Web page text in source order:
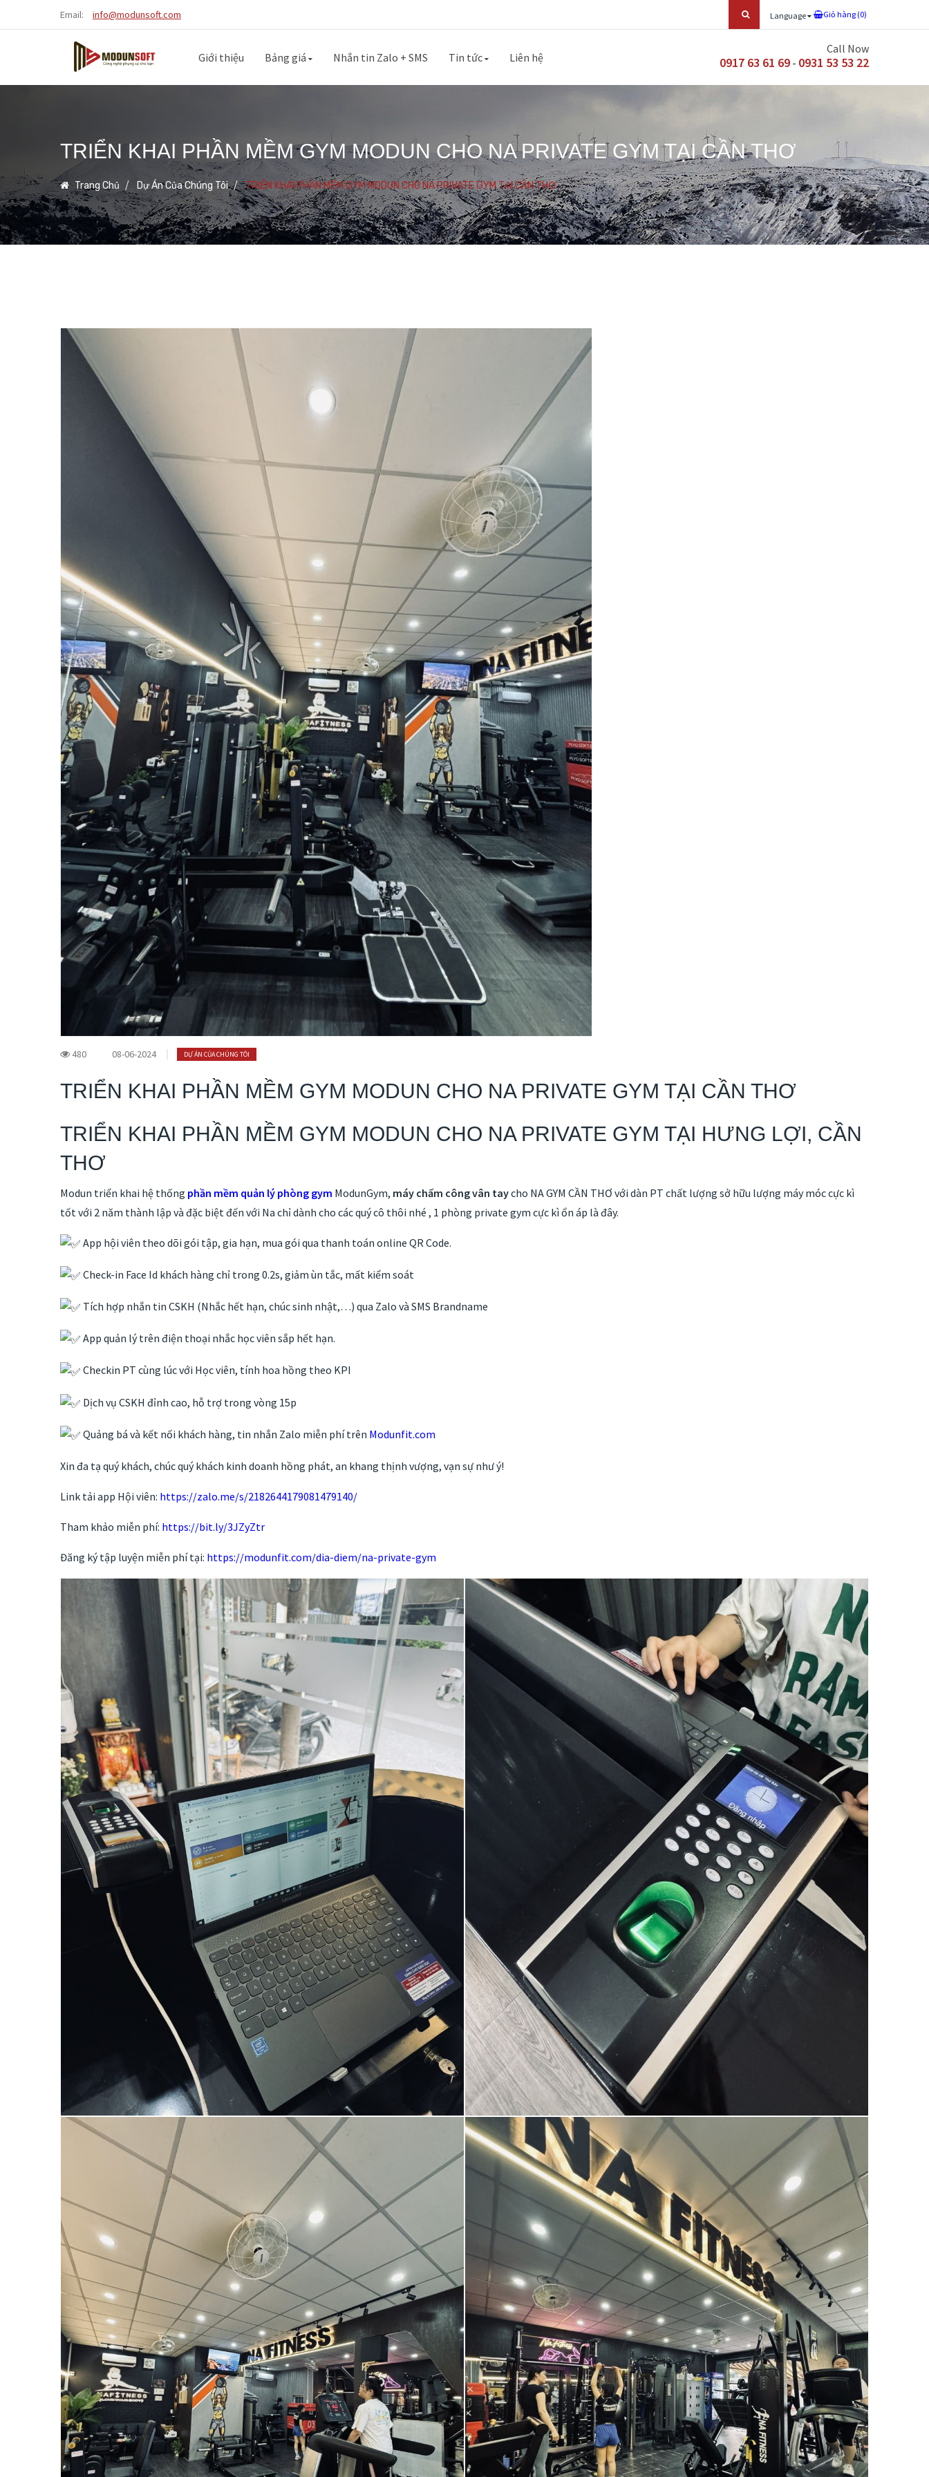
Email: info@modunsoft.com Language Giỏ hàng (0)
Giới thiệu Bảng giá Nhắn tin Zalo + SMS Tin tức Liên hệ
Call Now
0917 63 61 69 - 0931 53 53 22
TRIỂN KHAI PHẦN MỀM GYM MODUN CHO NA PRIVATE GYM TẠI CẦN THƠ
Trang Chủ Dự Án Của Chúng Tôi TRIỂN KHAI PHẦN MỀM GYM MODUN CHO NA PRIVATE GYM TẠI CẦN THƠ
480 08-06-2024 DỰ ÁN CỦA CHÚNG TÔI
TRIỂN KHAI PHẦN MỀM GYM MODUN CHO NA PRIVATE GYM TẠI CẦN THƠ
TRIỂN KHAI PHẦN MỀM GYM MODUN CHO NA PRIVATE GYM TẠI HƯNG LỢI, CẦN
THƠ
Modun triển khai hệ thống phần mềm quản lý phòng gym ModunGym, máy chấm công vân taycho NA GYM CẦN THƠ với dàn PT chất lượng sở hữu lượng máy móc cực kì
tốt với 2 năm thành lập và đặc biệt đến với Na chỉ dành cho các quý cô thôi nhé , 1 phòng private gym cực kì ổn áp là đây.
App hội viên theo dõi gói tập, gia hạn, mua gói qua thanh toán online QR Code.
Check-in Face Id khách hàng chỉ trong 0.2s, giảm ùn tắc, mất kiểm soát
Tích hợp nhắn tin CSKH (Nhắc hết hạn, chúc sinh nhật,…) qua Zalo và SMS Brandname
App quản lý trên điện thoại nhắc học viên sắp hết hạn.
Checkin PT cùng lúc với Học viên, tính hoa hồng theo KPI
Dịch vụ CSKH đỉnh cao, hỗ trợ trong vòng 15p
Quảng bá và kết nối khách hàng, tin nhắn Zalo miễn phí trên Modunfit.com
Xin đa tạ quý khách, chúc quý khách kinh doanh hồng phát, an khang thịnh vượng, vạn sự như ý!
Link tải app Hội viên: https://zalo.me/s/2182644179081479140/
Tham khảo miễn phí: https://bit.ly/3JZyZtr
Đăng ký tập luyện miễn phí tại: https://modunfit.com/dia-diem/na-private-gym